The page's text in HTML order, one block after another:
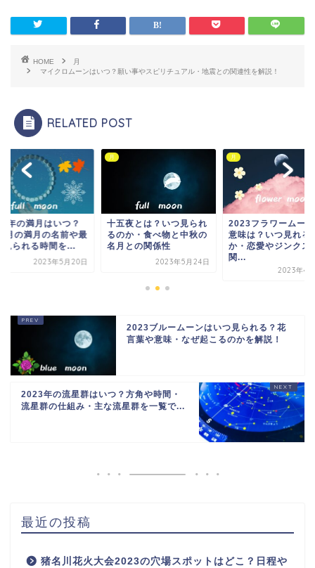
HOME
月
マイクロムーンはいつ？願い事やスピリチュアル・地震との関連性を解説！
RELATED POST
年の満月はいつ？
月の満月の名前や最
見られる時間を...
2023年5月20日
月
十五夜とは？いつ見られ
るのか・食べ物と中秋の
名月との関係性
2023年5月24日
月
2023フラワームー
意味は？いつ見れる
か・恋愛やジンクス
関...
2023年4
2023ブルームーンはいつ見られる？花
言葉や意味・なぜ起こるのかを解説！
2023年の流星群はいつ？方角や時間・
流星群の仕組み・主な流星群を一覧で...
最近の投稿
猪名川花火大会2023の穴場スポットはどこ？日程や